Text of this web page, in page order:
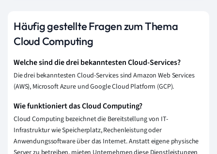
Häufig gestellte Fragen zum Thema
Cloud Computing
Welche sind die drei bekanntesten Cloud-Services?
Die drei bekanntesten Cloud-Services sind Amazon Web Services
(AWS), Microsoft Azure und Google Cloud Platform (GCP).
Wie funktioniert das Cloud Computing?
Cloud Computing bezeichnet die Bereitstellung von IT-
Infrastruktur wie Speicherplatz, Rechenleistung oder
Anwendungssoftware über das Internet. Anstatt eigene physische